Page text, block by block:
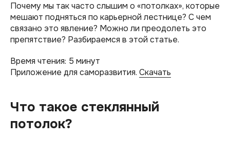
Почему мы так часто слышим о «потолках», которые
мешают подняться по карьерной лестнице? С чем
связано это явление? Можно ли преодолеть это
препятствие? Разбираемся в этой статье.
Время чтения: 5 минут
Приложение для саморазвития. Скачать
Что такое стеклянный
потолок?